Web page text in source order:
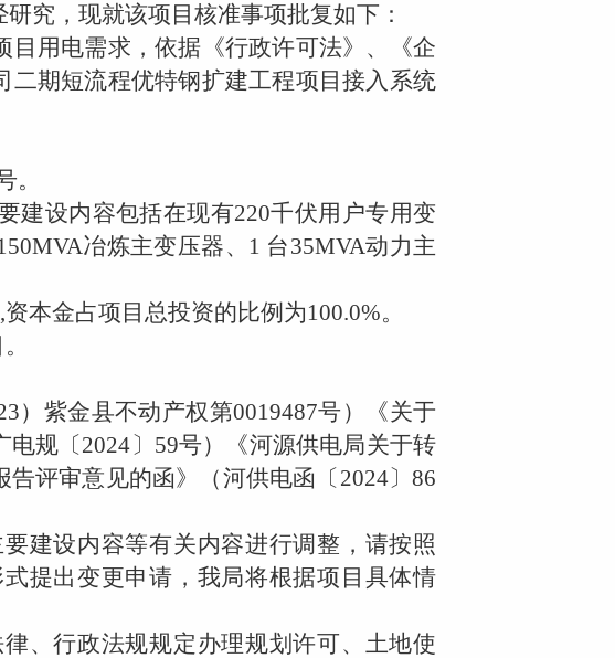
究，现就该项目核准事项批复如下：
用电需求，依据《行政许可法》、《企
期短流程优特钢扩建工程项目接入系统
。
建设内容包括在现有220千伏用户专用变
冶炼主变压器、 1 台35MVA动力主
,资本金占项目总投资的比例为100.0%。
）紫金县不动产权第0019487号）《关于
电规〔2024〕 59号）《河源供电局关于转
评审意见的函》（河供电函〔 2024〕86
设内容等有关内容进行调整，请按照
提出变更申请，我局将根据项目具体情
、行政法规规定办理规划许可、土地使